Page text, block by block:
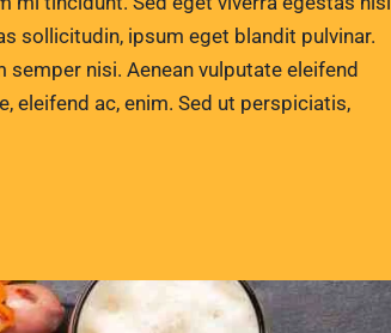
sollicitudin, ipsum eget blandit pulvinar.
nisi. Aenean vulputate eleifend
eleifend ac, enim. Sed ut perspiciatis,